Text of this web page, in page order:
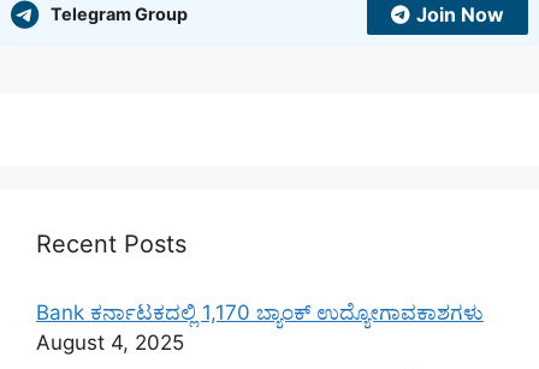
Telegram Group Join Now
Recent Posts
Bank ಕರ್ನಾಟಕದಲ್ಲಿ 1,170 ಬ್ಯಾಂಕ್ ಉದ್ಯೋಗಾವಕಾಶಗಳು
August 4, 2025